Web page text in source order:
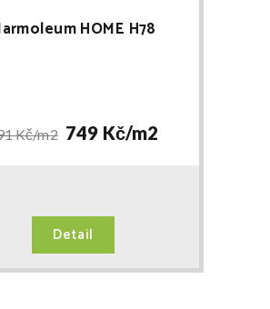
HOME H78
Kč/m2 749 Kč/m2
Detail